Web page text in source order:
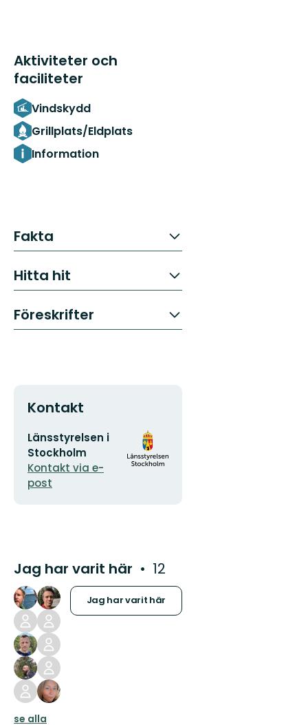
Aktiviteter och
faciliteter
Vindskydd
Grillplats/Eldplats
Information
Fakta
Hitta hit
Föreskrifter
Kontakt
E-
postadress
Länsstyrelsen i
Stockholm
Kontakt via e-
post
Organisationens
logotyp
Jag har varit här 12
Jag har varit här
se alla